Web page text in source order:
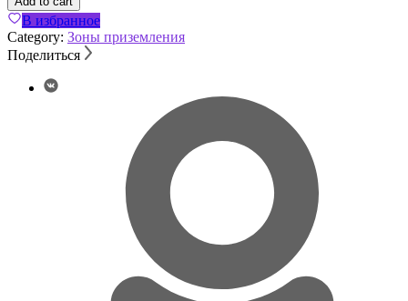
на
зону
приземления
АКД/
ДМТ
quantity
В избранное
Category: Зоны приземления
Поделиться